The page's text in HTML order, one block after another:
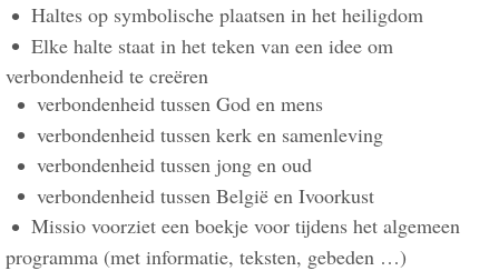
Haltes op symbolische plaatsen in het heiligdom
Elke halte staat in het teken van een idee om
verbondenheid te creëren
verbondenheid tussen God en mens
verbondenheid tussen kerk en samenleving
verbondenheid tussen jong en oud
verbondenheid tussen België en Ivoorkust
Missio voorziet een boekje voor tijdens het algemeen
programma (met informatie, teksten, gebeden …)